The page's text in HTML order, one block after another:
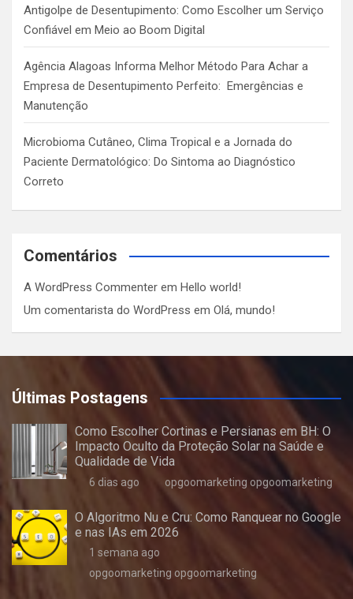
Antigolpe de Desentupimento: Como Escolher um Serviço
Confiável em Meio ao Boom Digital
Agência Alagoas Informa Melhor Método Para Achar a
Empresa de Desentupimento Perfeito: Emergências e
Manutenção
Microbioma Cutâneo, Clima Tropical e a Jornada do
Paciente Dermatológico: Do Sintoma ao Diagnóstico
Correto
Comentários
A WordPress Commenter em Hello world!
Um comentarista do WordPress em Olá, mundo!
Últimas Postagens
Como Escolher Cortinas e Persianas em BH: O
Impacto Oculto da Proteção Solar na Saúde e
Qualidade de Vida
6 dias ago opgoomarketing opgoomarketing
O Algoritmo Nu e Cru: Como Ranquear no Google
e nas IAs em 2026
1 semana ago
opgoomarketing opgoomarketing